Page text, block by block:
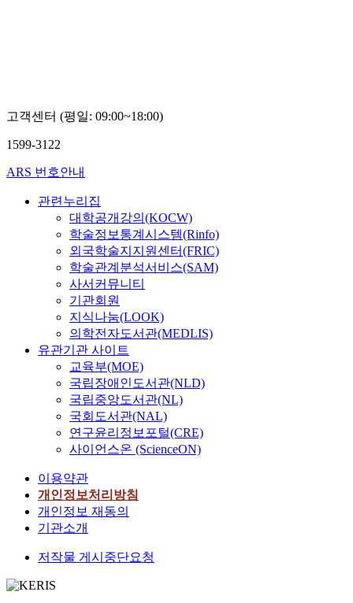
고객센터 (평일: 09:00~18:00)
1599-3122
ARS 번호안내
관련누리집
대학공개강의(KOCW)
학술정보통계시스템(Rinfo)
외국학술지지원센터(FRIC)
학술관계분석서비스(SAM)
사서커뮤니티
기관회원
지식나눔(LOOK)
의학전자도서관(MEDLIS)
유관기관 사이트
교육부(MOE)
국립장애인도서관(NLD)
국립중앙도서관(NL)
국회도서관(NAL)
연구윤리정보포털(CRE)
사이언스온 (ScienceON)
이용약관
개인정보처리방침
개인정보 재동의
기관소개
저작물 게시중단요청